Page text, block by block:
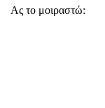
Ας το μοιραστώ: